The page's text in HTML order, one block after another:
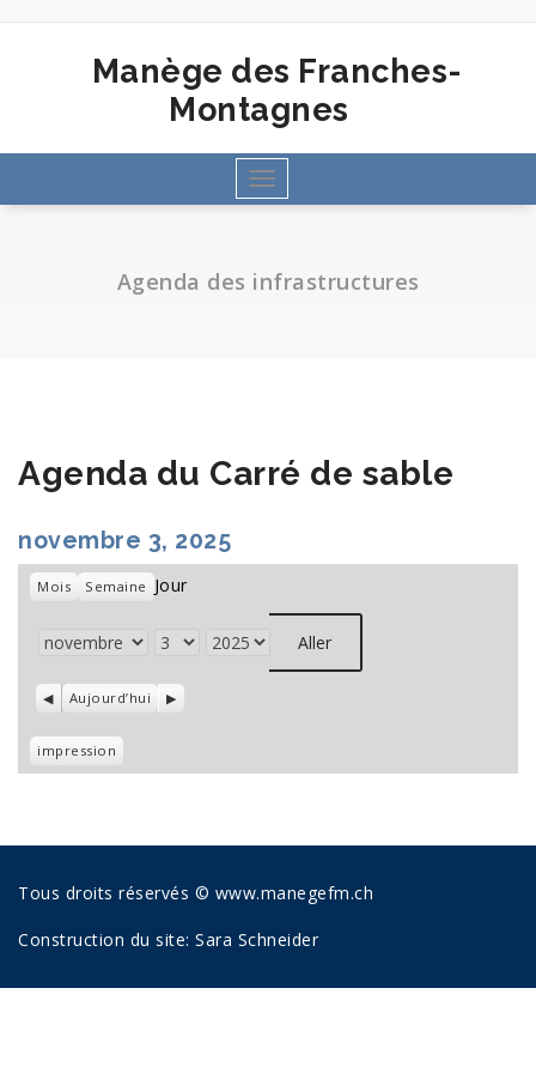
Manège des Franches-
Montagnes
Toggle
navigation
Agenda des infrastructures
Agenda du Carré de sable
novembre 3, 2025
Mois Semaine Jour
Mois
Jour
Année
Précédent
Aujourd’hui Suivant
Vue
impression
Tous droits réservés © www.manegefm.ch
Construction du site: Sara Schneider